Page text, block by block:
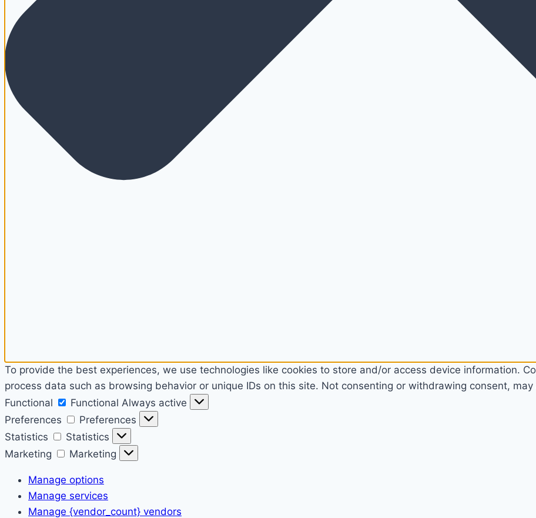
To provide the best experiences, we use technologies like cookies to store and/or access device information.
process data such as browsing behavior or unique IDs on this site. Not consenting or withdrawing consent,
Functional
Functional Always active
Preferences
Preferences
Statistics
Statistics
Marketing
Marketing
Manage options
Manage services
Manage {vendor_count} vendors